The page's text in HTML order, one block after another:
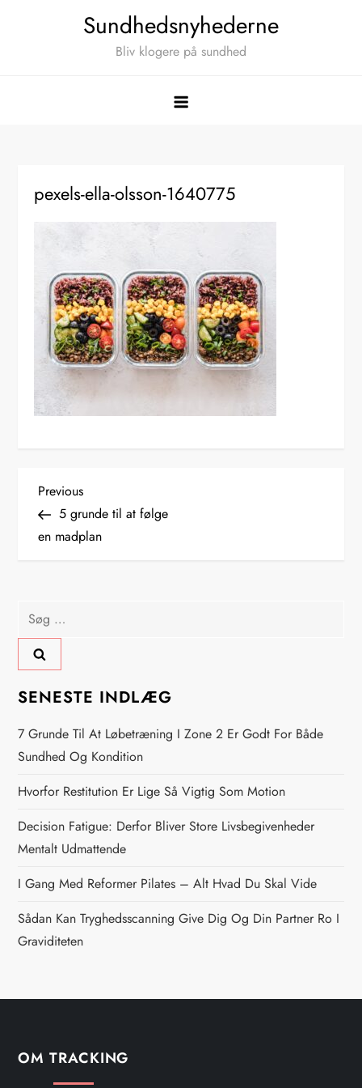
Sundhedsnyhederne
Bliv klogere på sundhed
pexels-ella-olsson-1640775
I
n
l
æ
g
s
n
a
v
i
g
a
t
o
Previous
Post
Previous
5 grunde til at følge
en madplan
Søg
efter:
SENESTE INDLÆG
7 Grunde Til At Løbetræning I Zone 2 Er Godt For Både
Sundhed Og Kondition
Hvorfor Restitution Er Lige Så Vigtig Som Motion
Decision Fatigue: Derfor Bliver Store Livsbegivenheder
Mentalt Udmattende
I Gang Med Reformer Pilates – Alt Hvad Du Skal Vide
Sådan Kan Tryghedsscanning Give Dig Og Din Partner Ro I
Graviditeten
OM TRACKING